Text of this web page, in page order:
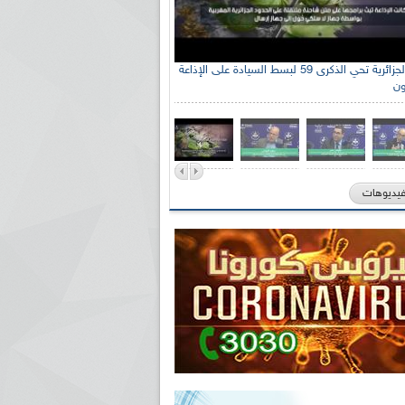
الإذاعة الجزائرية تحي الذكرى 59 لبسط السيادة على الإذاعة